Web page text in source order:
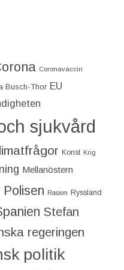
Coronavaccin
Busch-Thor EU
sjukvård
Konst Krig
Mellanöstern
Polisen Rasism Ryssland
Stefan
regeringen
politik